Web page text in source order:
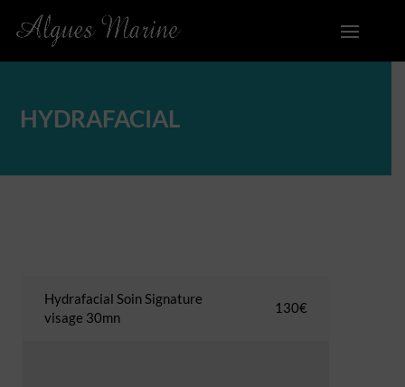
HYDRAFACIAL
Hydrafacial Soin Signature
visage 30mn
130€